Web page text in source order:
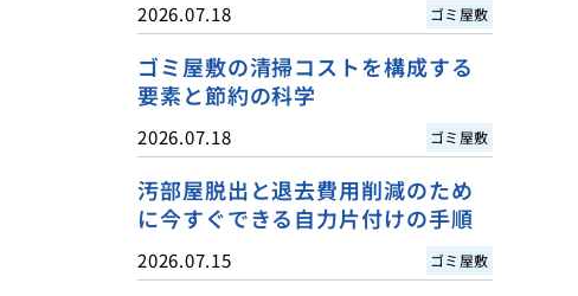
2026.07.18 ゴミ屋敷
ゴミ屋敷の清掃コストを構成する
要素と節約の科学
2026.07.18 ゴミ屋敷
汚部屋脱出と退去費用削減のため
に今すぐできる自力片付けの手順
2026.07.15 ゴミ屋敷